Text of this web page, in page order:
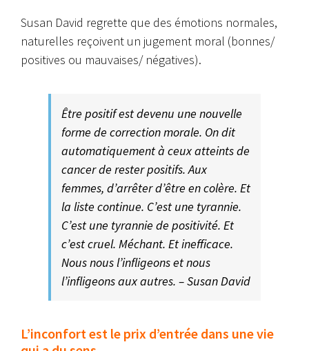
Susan David regrette que des émotions normales,
naturelles reçoivent un jugement moral (bonnes/
positives ou mauvaises/ négatives).
Être positif est devenu une nouvelle
forme de correction morale. On dit
automatiquement à ceux atteints de
cancer de rester positifs. Aux
femmes, d’arrêter d’être en colère. Et
la liste continue. C’est une tyrannie.
C’est une tyrannie de positivité. Et
c’est cruel. Méchant. Et inefficace.
Nous nous l’infligeons et nous
l’infligeons aux autres. – Susan David
L’inconfort est le prix d’entrée dans une vie